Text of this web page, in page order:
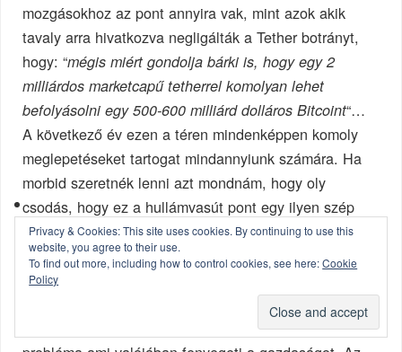
mozgásokhoz az pont annyira vak, mint azok akik
tavaly arra hivatkozva negligálták a Tether botrányt,
hogy: “mégis miért gondolja bárki is, hogy egy 2
milliárdos marketcapű tetherrel komolyan lehet
befolyásolni egy 500-600 milliárd dolláros Bitcoint“…
A következő év ezen a téren mindenképpen komoly
meglepetéseket tartogat mindannyiunk számára. Ha
morbid szeretnék lenni azt mondnám, hogy oly
csodás, hogy ez a hullámvasút pont egy ilyen szép
napon indul a szeretet ünnepének előestéjén, amikor
Donald Trump nagyvezérünk újra a néphez szólva
nyugtatta meg az egyszerű alattvalóit arról, hogy
totálisan nem ért egyet a FED politikájával és
professzionális meglátása szerint a FED az egyetlen
Privacy & Cookies: This site uses cookies. By continuing to use this
website, you agree to their use.
To find out more, including how to control cookies, see here:Cookie
Policy